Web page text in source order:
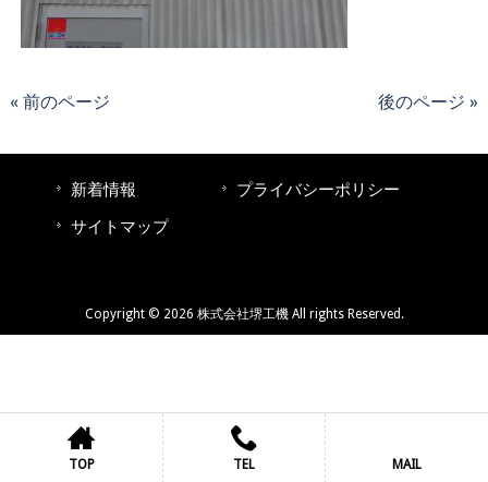
« 前のページ 後のページ »
新着情報
プライバシーポリシー
サイトマップ
Copyright © 2026 株式会社堺工機 All rights Reserved.
TOP TEL MAIL